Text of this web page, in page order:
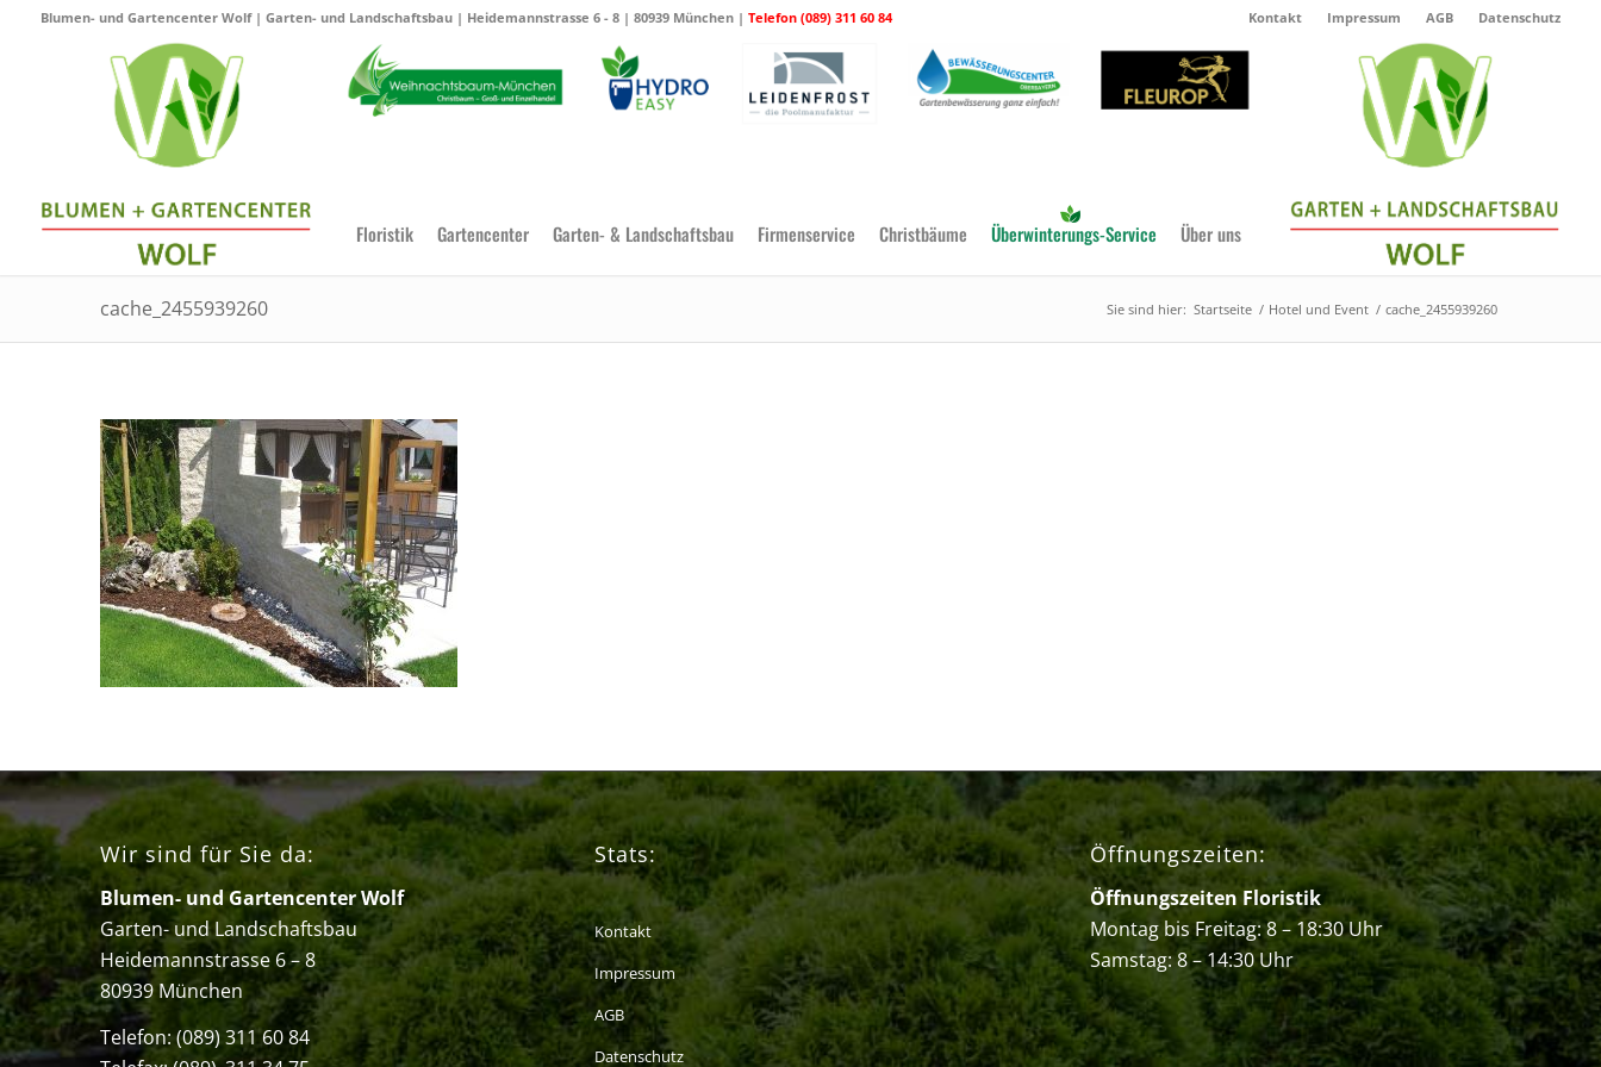
Kontakt Impressum AGB Datenschutz
Blumen- und Gartencenter Wolf | Garten- und Landschaftsbau | Heidemannstrasse 6 - 8 | 80939 München | Telefon (089) 311 60 84
Floristik Gartencenter Garten- & Landschaftsbau Firmenservice Christbäume Überwinterungs-Service Über uns
cache_2455939260 Sie sind hier: Startseite / Hotel und Event / cache_2455939260
Wir sind für Sie da:
Blumen- und Gartencenter Wolf
Garten- und Landschaftsbau
Heidemannstrasse 6 – 8
80939 München
Telefon:(089) 311 60 84
Stats:
Kontakt
Impressum
AGB
Datenschutz
Öffnungszeiten:
Öffnungszeiten Floristik
Montag bis Freitag: 8 – 18:30 Uhr
Samstag: 8 – 14:30 Uhr